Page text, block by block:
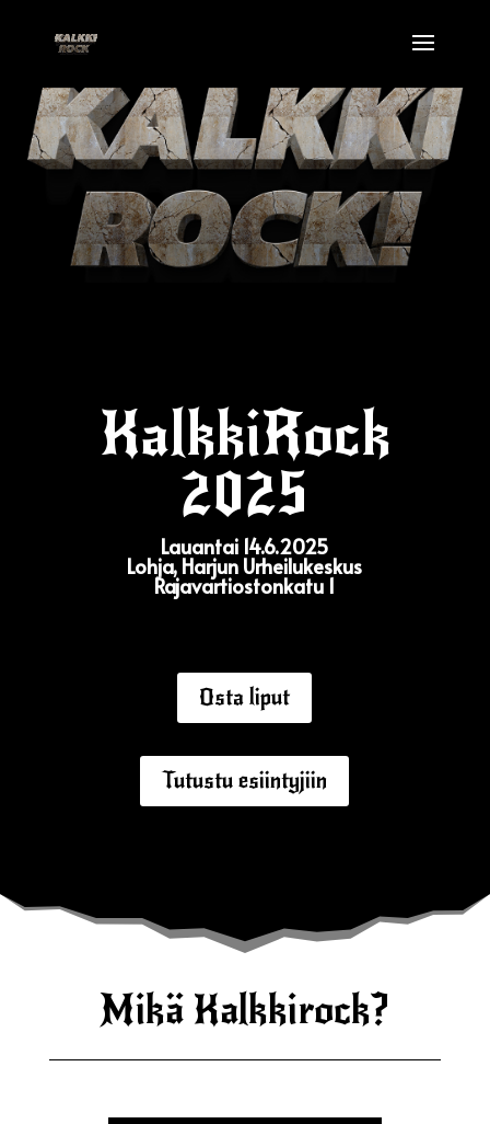
KalkkiRock
2025
Lauantai 14.6.2025
Lohja, Harjun Urheilukeskus
Rajavartiostonkatu 1
Osta liput
Tutustu esiintyjiin
Mikä Kalkkirock?